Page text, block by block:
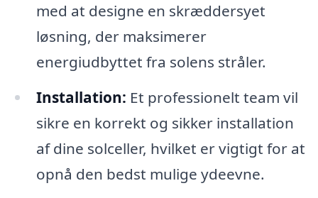
med at designe en skræddersyet
løsning, der maksimerer
energiudbyttet fra solens stråler.
Installation: Et professionelt team vil
sikre en korrekt og sikker installation
af dine solceller, hvilket er vigtigt for at
opnå den bedst mulige ydeevne.